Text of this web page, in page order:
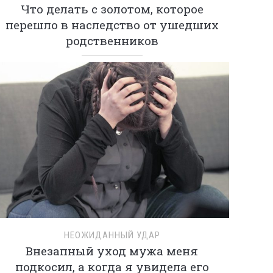
Что делать с золотом, которое
перешло в наследство от ушедших
родственников
НЕОЖИДАННЫЙ УДАР
Внезапный уход мужа меня
подкосил, а когда я увидела его